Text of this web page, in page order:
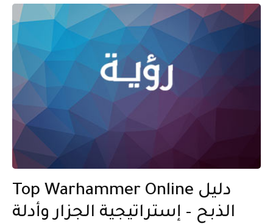
Top Warhammer Online دليل
الذبح – إستراتيجية الجزار وأدلة